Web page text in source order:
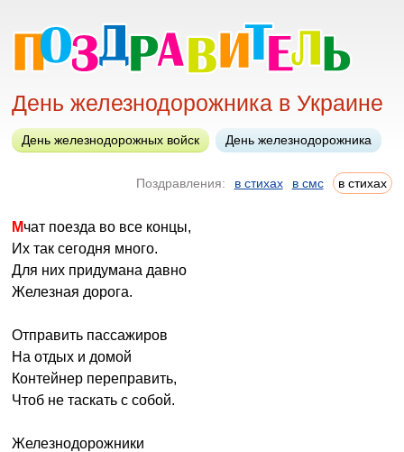
День железнодорожника в Украине
День железнодорожных войск День железнодорожника
Поздравления: в стихах в смс в стихах
Мчат поезда во все концы,
Их так сегодня много.
Для них придумана давно
Железная дорога.
Отправить пассажиров
На отдых и домой
Контейнер переправить,
Чтоб не таскать с собой.
Железнодорожники